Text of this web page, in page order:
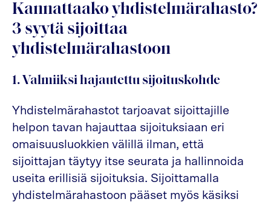
Kannattaako yhdistelmärahasto?
3 syytä sijoittaa
yhdistelmärahastoon
1. Valmiiksi hajautettu sijoituskohde
Yhdistelmärahastot tarjoavat sijoittajille
helpon tavan hajauttaa sijoituksiaan eri
omaisuusluokkien välillä ilman, että
sijoittajan täytyy itse seurata ja hallinnoida
useita erillisiä sijoituksia. Sijoittamalla
yhdistelmärahastoon pääset myös käsiksi